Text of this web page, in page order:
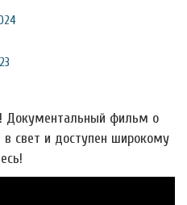
Документальный фильм о
свет и доступен широкому